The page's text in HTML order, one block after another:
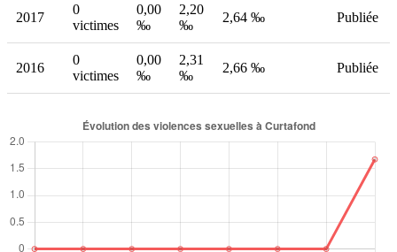
2017
0
victimes
0,00
‰
2,20
‰
2,64 ‰ Publiée
2016
0
victimes
0,00
‰
2,31
‰
2,66 ‰ Publiée